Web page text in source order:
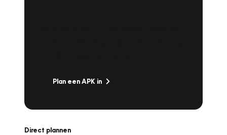
Plan een APK in
Direct plannen